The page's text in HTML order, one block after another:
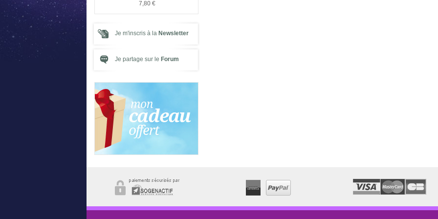
€ 5,00 € 7,80 €
Je m'inscris à la Newsletter
Je partage sur le Forum